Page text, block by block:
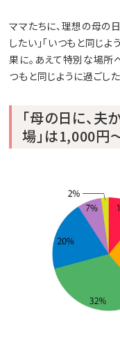
ママたちに、理想の母の
したい」「いつもと同じ
果に。あえて特別な場所
つもと同じように過ごし
「母の日に、夫
場」は1,000円